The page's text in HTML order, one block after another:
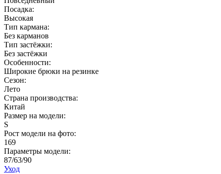
Посадка:
Высокая
Тип кармана:
Без карманов
Тип застёжки:
Без застёжки
Особенности:
Широкие брюки на резинке
Сезон:
Лето
Страна производства:
Китай
Размер на модели:
S
Рост модели на фото:
169
Параметры модели:
87/63/90
Уход